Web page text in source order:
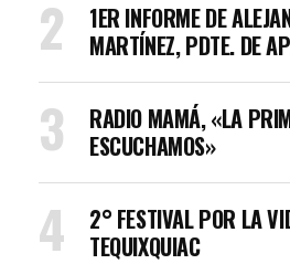
1ER INFORME DE
MARTÍNEZ, PDTE. DE
RADIO MAMÁ, «LA
ESCUCHAMOS»
2° FESTIVAL POR LA
TEQUIXQUIAC